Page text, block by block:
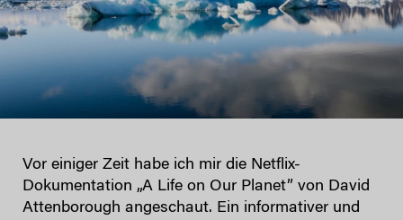
Vor einiger Zeit habe ich mir die Netflix-
Dokumentation „A Life on Our Planet” von David
Attenborough angeschaut. Ein informativer und